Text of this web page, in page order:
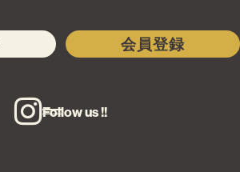
会員登録
Follow us !!